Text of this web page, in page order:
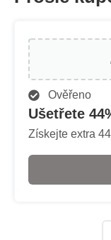
Ověřeno
Ušetřete
Získejte extra